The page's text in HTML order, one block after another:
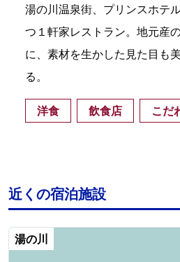
湯の川温泉街、プリンスホテ
つ１軒家レストラン。地元産
に、素材を生かした見た目も
る。
洋食 飲食店 こだ
近くの宿泊施設
湯の川